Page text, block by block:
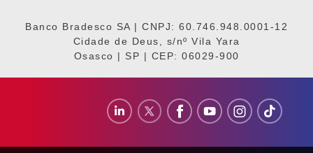
Banco Bradesco SA | CNPJ: 60.746.948.0001-12
Cidade de Deus, s/nº Vila Yara
Osasco | SP | CEP: 06029-900